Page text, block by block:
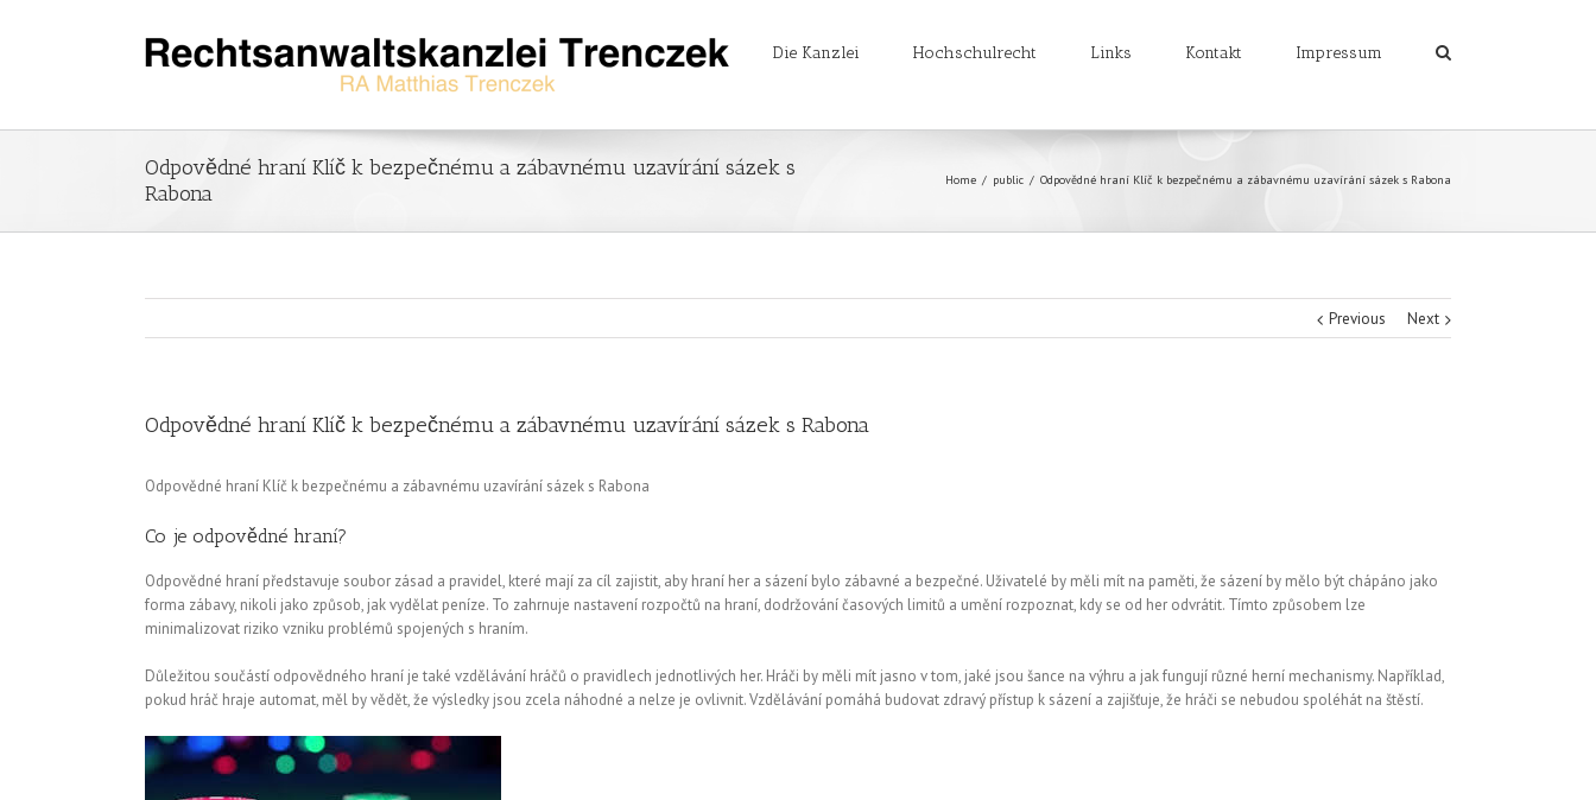
Die Kanzlei Hochschulrecht Links Kontakt Impressum
Odpovědné hraní Klíč k bezpečnému a zábavnému uzavírání sázek s
Rabona
Home / public / Odpovědné hraní Klíč k bezpečnému a zábavnému uzavírání sázek s Rabona
Previous Next
Odpovědné hraní Klíč k bezpečnému a zábavnému uzavírání sázek s Rabona
Odpovědné hraní Klíč k bezpečnému a zábavnému uzavírání sázek s Rabona
Co je odpovědné hraní?
Odpovědné hraní představuje soubor zásad a pravidel, které mají za cíl zajistit, aby hraní her a sázení bylo zábavné a bezpečné. Uživatelé by měli mít na paměti, že sázení by mělo být chápáno jako
forma zábavy, nikoli jako způsob, jak vydělat peníze. To zahrnuje nastavení rozpočtů na hraní, dodržování časových limitů a umění rozpoznat, kdy se od her odvrátit. Tímto způsobem lze
minimalizovat riziko vzniku problémů spojených s hraním.
Důležitou součástí odpovědného hraní je také vzdělávání hráčů o pravidlech jednotlivých her. Hráči by měli mít jasno v tom, jaké jsou šance na výhru a jak fungují různé herní mechanismy. Například,
pokud hráč hraje automat, měl by vědět, že výsledky jsou zcela náhodné a nelze je ovlivnit. Vzdělávání pomáhá budovat zdravý přístup k sázení a zajišťuje, že hráči se nebudou spoléhát na štěstí.